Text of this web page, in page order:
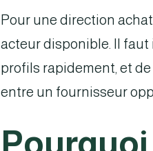
Pour une direction
acteur disponible. Il
profils rapidement, et
entre un fournisseur